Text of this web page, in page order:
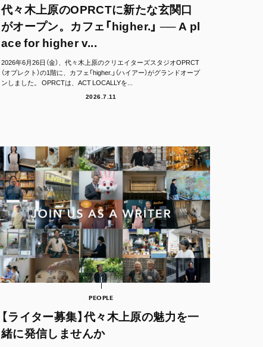
代々木上原のOPRCTに新たな玄関口
がオープン。カフェ「higher.」 ── A pl
ace for higher v...
2026年6月26日（金）、代々木上原のクリエイターズスタジオOPRCT
（オプレクト）の1階に、カフェ「higher.」（ハイアー）がグランドオープ
ンしました。 OPRCTは、ACT LOCALLYを...
2026.7.11
PEOPLE
【ライター募集】代々木上原の魅力を一
緒に発信しませんか